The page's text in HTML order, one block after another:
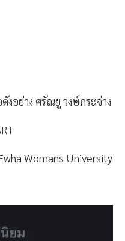
อย่าง ศรัณยู วงษ์กระจ่าง
Womans University